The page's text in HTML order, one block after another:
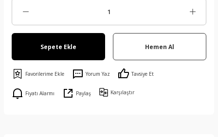
Sepete Ekle Hemen Al
Yorum Yaz Tavsiye Et
Fiyatı Alarmı Paylaş Karşılaştır